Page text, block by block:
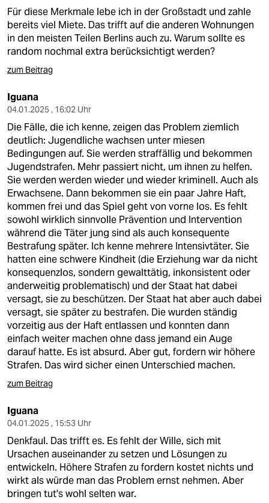
Für diese Merkmale lebe ich in der Großstadt und zahle
bereits viel Miete. Das trifft auf die anderen Wohnungen
in den meisten Teilen Berlins auch zu. Warum sollte es
random nochmal extra berücksichtigt werden?
zum Beitrag
Iguana
04.01.2025 , 16:02 Uhr
Die Fälle, die ich kenne, zeigen das Problem ziemlich
deutlich: Jugendliche wachsen unter miesen
Bedingungen auf. Sie werden straffällig und bekommen
Jugendstrafen. Mehr passiert nicht, um ihnen zu helfen.
Sie werden werden wieder und wieder kriminell. Auch als
Erwachsene. Dann bekommen sie ein paar Jahre Haft,
kommen frei und das Spiel geht von vorne los. Es fehlt
sowohl wirklich sinnvolle Prävention und Intervention
während die Täter jung sind als auch konsequente
Bestrafung später. Ich kenne mehrere Intensivtäter. Sie
hatten eine schwere Kindheit (die Erziehung war da nicht
konsequenzlos, sondern gewalttätig, inkonsistent oder
anderweitig problematisch) und der Staat hat dabei
versagt, sie zu beschützen. Der Staat hat aber auch dabei
versagt, sie später zu bestrafen. Die wurden ständig
vorzeitig aus der Haft entlassen und konnten dann
einfach weiter machen ohne dass jemand ein Auge
darauf hatte. Es ist absurd. Aber gut, fordern wir höhere
Strafen. Das wird sicher einen Unterschied machen.
zum Beitrag
Iguana
04.01.2025 , 15:53 Uhr
Denkfaul. Das trifft es. Es fehlt der Wille, sich mit
Ursachen auseinander zu setzen und Lösungen zu
entwickeln. Höhere Strafen zu fordern kostet nichts und
wirkt als würde man das Problem ernst nehmen. Aber
bringen tut's wohl selten war.